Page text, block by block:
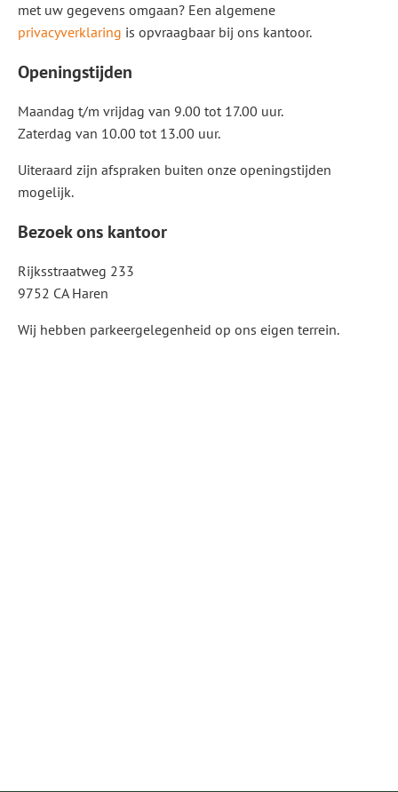
met uw gegevens omgaan? Een algemene
privacyverklaring is opvraagbaar bij ons kantoor.
Openingstijden
Maandag t/m vrijdag van 9.00 tot 17.00 uur.
Zaterdag van 10.00 tot 13.00 uur.
Uiteraard zijn afspraken buiten onze openingstijden
mogelijk.
Bezoek ons kantoor
Rijksstraatweg 233
9752 CA Haren
Wij hebben parkeergelegenheid op ons eigen terrein.